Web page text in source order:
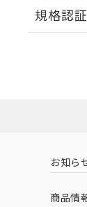
EU RoHS
中国 RoHS
規格認
お知ら
商品情